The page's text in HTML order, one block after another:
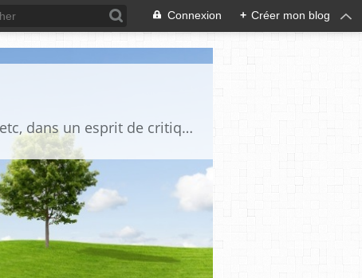
Connexion + Créer mon blog
Blog destiné à commenter l'actualité, politique, économique, culturelle, sportive, etc, dans un esprit de critique philosophique, d'esprit chrétien et français.La collaboration des lecteurs est souhaitée, de même que la courtoisie, et l'esprit de tolérance.